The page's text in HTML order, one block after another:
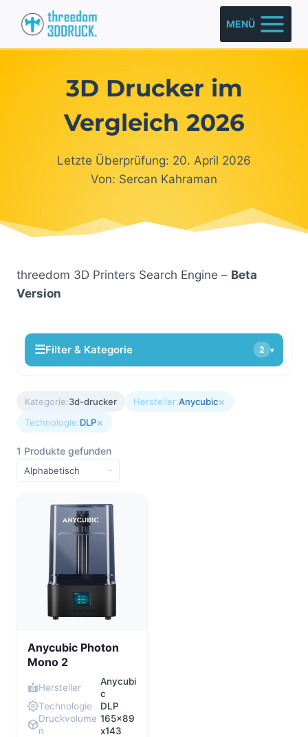
Inhalt
springen
MENÜ
3D Drucker im
Vergleich 2026
Letzte Überprüfung: 20. April 2026
Von: Sercan Kahraman
threedom 3D Printers Search Engine – Beta
Version
☰Filter & Kategorie 2 ▾
Kategorie:3d-drucker Hersteller:Anycubic×
Technologie:DLP×
1 Produkte gefunden
Anycubic Photon
Mono 2
Hersteller
Anycubi
c
Technologie
DLP
Druckvolume
n
165x89
x143